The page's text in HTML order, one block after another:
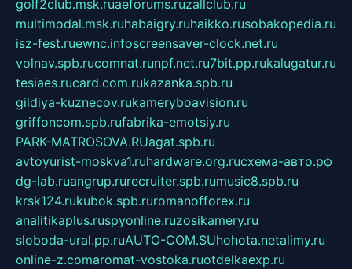
golf2club.msk.ruaeforums.ruzallclub.ru
multimodal.msk.ruhabaigry.ruhaikko.rusobakopedia.ru
isz-fest.ruewnc.infoscreensaver-clock.net.ru
volnav.spb.rucomnat.runpf.net.ru7bit.pp.rukalugatur.ru
tesiaes.rucard.com.rukazanka.spb.ru
gildiya-kuznecov.rukameryboavision.ru
griffoncom.spb.rufabrika-emotsiy.ru
PARK-MATROSOVA.RUagat.spb.ru
avtoyurist-moskva1.ruhardware.org.ruсхема-авто.рф
dg-lab.ruangrup.rurecruiter.spb.rumusic8.spb.ru
krsk124.rukubok.spb.ruromanofforex.ru
analitikaplus.ruspyonline.ruzosikamery.ru
sloboda-ural.pp.ruAUTO-COM.SUhohota.netalimy.ru
online-z.comaromat-vostoka.ruotdelkaexp.ru